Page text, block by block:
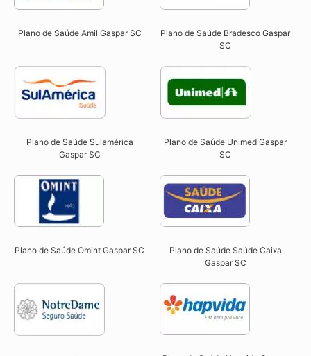
Plano de Saúde Amil Gaspar SC
Plano de Saúde Bradesco Gaspar
SC
Plano de Saúde Sulamérica
Gaspar SC
Plano de Saúde Unimed Gaspar
SC
Plano de Saúde Omint Gaspar SC​
Plano de Saúde Saúde Caixa
Gaspar SC​